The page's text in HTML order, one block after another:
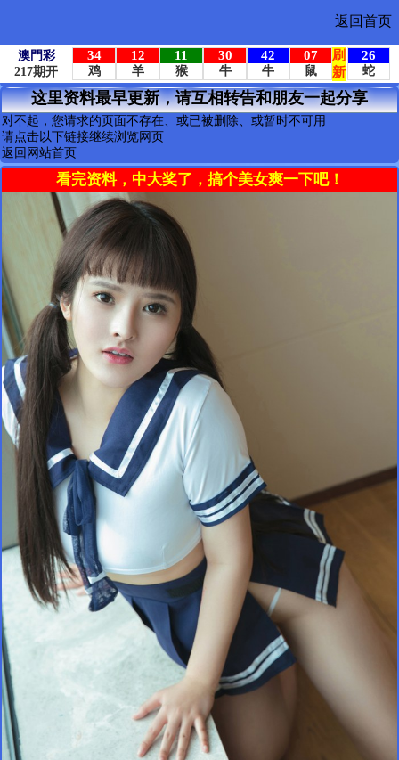
返回首页
这里资料最早更新，请互相转告和朋友一起分享
对不起，您请求的页面不存在、或已被删除、或暂时不可用
请点击以下链接继续浏览网页
返回网站首页
看完资料，中大奖了，搞个美女爽一下吧！